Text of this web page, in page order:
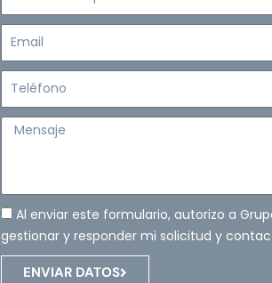
Email
Teléfono
Mensaje
Al enviar este formulario, autorizo a
gestionar y responder mi solicitud y
ENVIAR DATOS